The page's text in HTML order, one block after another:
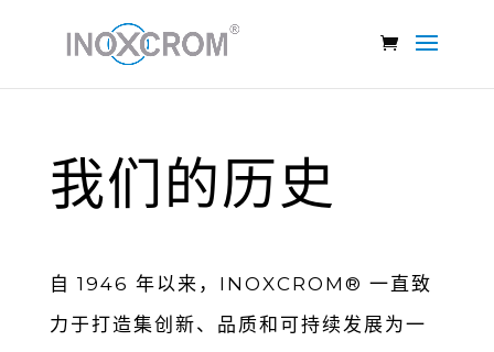
我们的历史
⾃ 1946 年以来，INOXCROM® ⼀直致
⼒于打造集创新、品质和可持续发展为⼀